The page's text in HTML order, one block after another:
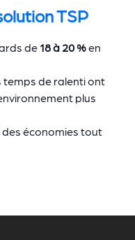
TSP
de 18 à 20 %en
temps de ralenti ont
plus
économies tout